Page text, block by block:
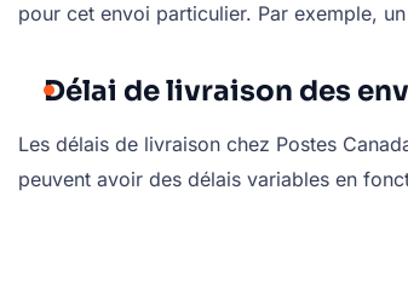
pour cet envoi particulier. Par exemple,
Délai de livraison des
Les délais de livraison chez Postes
peuvent avoir des délais variables en